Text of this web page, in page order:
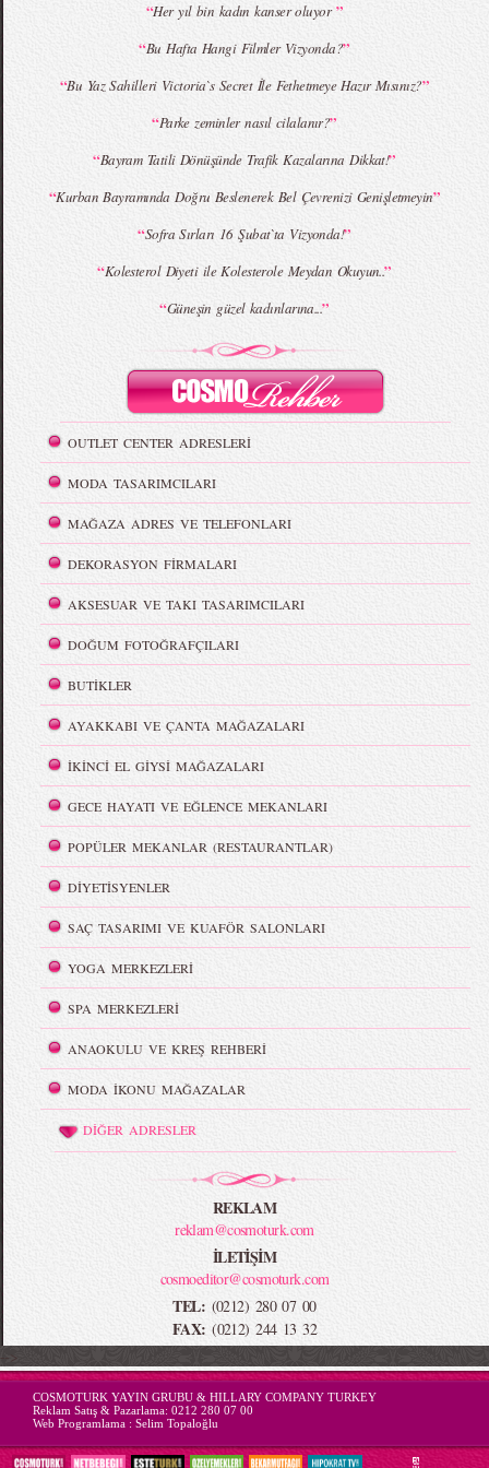
MBFWI - Giray Sepin 2015 Yaz Koleksiyonu MBFWI - Burçe Bekrek 2015 Yaz Koleksiyonu
“Her yıl bin kadın kanser oluyor”
“Bu Hafta Hangi Filmler Vizyonda?”
“Bu Yaz Sahilleri Victoria`s Secret İle Fethetmeye Hazır Mısınız?”
“Parke zeminler nasıl cilalanır?”
“Bayram Tatili Dönüşünde Trafik Kazalarına Dikkat!”
“Kurban Bayramında Doğru Beslenerek Bel Çevrenizi Genişletmeyin”
“Sofra Sırları 16 Şubat`ta Vizyonda!”
“Kolesterol Diyeti ile Kolesterole Meydan Okuyun..”
“Güneşin güzel kadınlarına...”
OUTLET CENTER ADRESLERİ
MODA TASARIMCILARI
MAĞAZA ADRES VE TELEFONLARI
DEKORASYON FİRMALARI
AKSESUAR VE TAKI TASARIMCILARI
DOĞUM FOTOĞRAFÇILARI
BUTİKLER
AYAKKABI VE ÇANTA MAĞAZALARI
İKİNCİ EL GİYSİ MAĞAZALARI
GECE HAYATI VE EĞLENCE MEKANLARI
POPÜLER MEKANLAR (RESTAURANTLAR)
DİYETİSYENLER
SAÇ TASARIMI VE KUAFÖR SALONLARI
YOGA MERKEZLERİ
SPA MERKEZLERİ
ANAOKULU VE KREŞ REHBERİ
MODA İKONU MAĞAZALAR
DİĞER ADRESLER
REKLAM
reklam@cosmoturk.com
İLETİŞİM
cosmoeditor@cosmoturk.com
TEL: (0212) 280 07 00
FAX: (0212) 244 13 32
-->
COSMOTURK YAYIN GRUBU & HILLARY COMPANY TURKEY
Reklam Satış & Pazarlama: 0212 280 07 00
Web Programlama : Selim Topaloğlu